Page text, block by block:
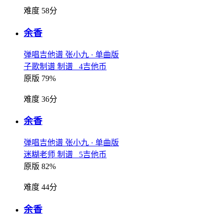
难度 58分
余香
弹唱吉他谱 张小九 · 单曲版
子歌制谱 制谱 4吉他币
原版 79%
难度 36分
余香
弹唱吉他谱 张小九 · 单曲版
迷糊老师 制谱 5吉他币
原版 82%
难度 44分
余香